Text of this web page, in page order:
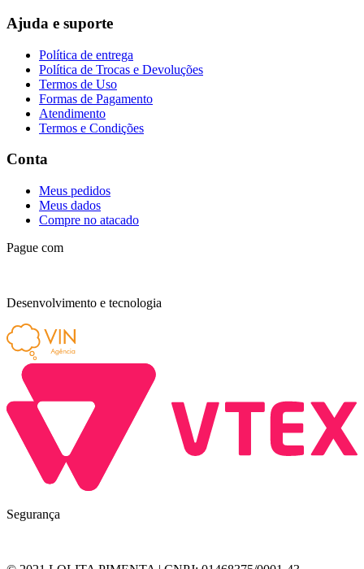
Ajuda e suporte
Política de entrega
Política de Trocas e Devoluções
Termos de Uso
Formas de Pagamento
Atendimento
Termos e Condições
Conta
Meus pedidos
Meus dados
Compre no atacado
Pague com
Desenvolvimento e tecnologia
Segurança